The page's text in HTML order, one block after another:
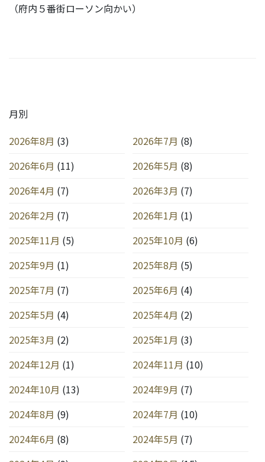
（府内５番街ローソン向かい）
月別
2026年8月 (3) 2026年7月 (8)
2026年6月 (11) 2026年5月 (8)
2026年4月 (7) 2026年3月 (7)
2026年2月 (7) 2026年1月 (1)
2025年11月 (5) 2025年10月 (6)
2025年9月 (1) 2025年8月 (5)
2025年7月 (7) 2025年6月 (4)
2025年5月 (4) 2025年4月 (2)
2025年3月 (2) 2025年1月 (3)
2024年12月 (1) 2024年11月 (10)
2024年10月 (13) 2024年9月 (7)
2024年8月 (9) 2024年7月 (10)
2024年6月 (8) 2024年5月 (7)